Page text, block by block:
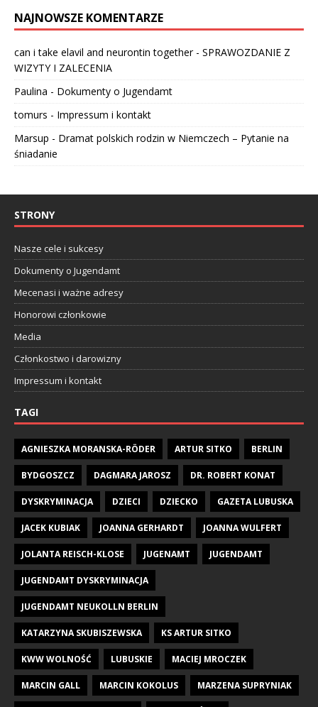
NAJNOWSZE KOMENTARZE
can i take elavil and neurontin together- SPRAWOZDANIE Z
WIZYTY I ZALECENIA
Paulina - Dokumenty o Jugendamt
tomurs - Impressum i kontakt
Marsup - Dramat polskich rodzin w Niemczech – Pytanie na
śniadanie
STRONY
Nasze cele i sukcesy
Dokumenty o Jugendamt
Mecenasi i ważne adresy
Honorowi członkowie
Media
Członkostwo i darowizny
Impressum i kontakt
TAGI
AGNIESZKA MORANSKA-RÖDER ARTUR SITKO BERLIN
BYDGOSZCZ DAGMARA JAROSZ DR. ROBERT KONAT
DYSKRYMINACJA DZIECI DZIECKO GAZETA LUBUSKA
JACEK KUBIAK JOANNA GERHARDT JOANNA WULFERT
JOLANTA REISCH-KLOSE JUGENAMT JUGENDAMT
JUGENDAMT DYSKRYMINACJA
JUGENDAMT NEUKOLLN BERLIN
KATARZYNA SKUBISZEWSKA KS ARTUR SITKO
KWW WOLNOŚĆ LUBUSKIE MACIEJ MROCZEK
MARCIN GALL MARCIN KOKOLUS MARZENA SUPRYNIAK